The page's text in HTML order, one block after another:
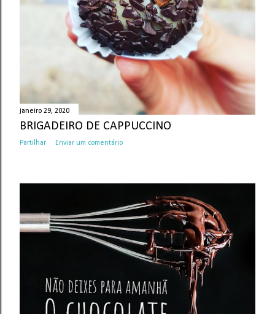
n
janeiro 29, 2020
BRIGADEIRO DE CAPPUCCINO
Partilhar Enviar um comentário